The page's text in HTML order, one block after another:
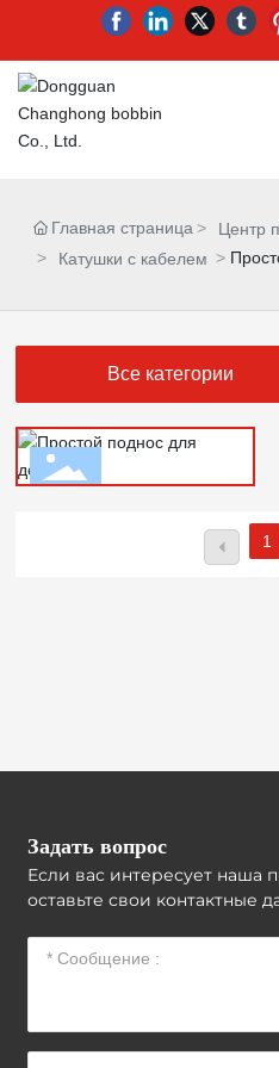
Главная страница
Центр
Катушки с кабелем
Все категории
Простой поднос для доставки
1
Задать вопрос
Если вас интересует наша
оставьте свои контактные